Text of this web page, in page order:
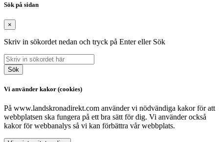
Sök på sidan
×
Skriv in sökordet nedan och tryck på Enter eller Sök
Sök
Vi använder kakor (cookies)
På www.landskronadirekt.com använder vi nödvändiga kakor för att
webbplatsen ska fungera på ett bra sätt för dig. Vi använder också
kakor för webbanalys så vi kan förbättra vår webbplats.